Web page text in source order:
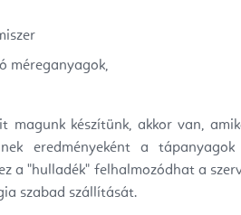
méreganyagok,
magunk készítünk, akkor van,
eredményeként a tápanyagok
a "hulladék" felhalmozódhat a
szabad szállítását.